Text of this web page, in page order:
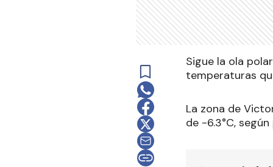
Sigue la ola
temperaturas
La zona de
de -6.3°C,